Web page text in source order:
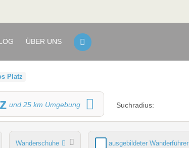
ÜBER UNS
Platz
und 25km Umgebung Suchradius:
Wanderschuhe ausgebildeter Wanderführer